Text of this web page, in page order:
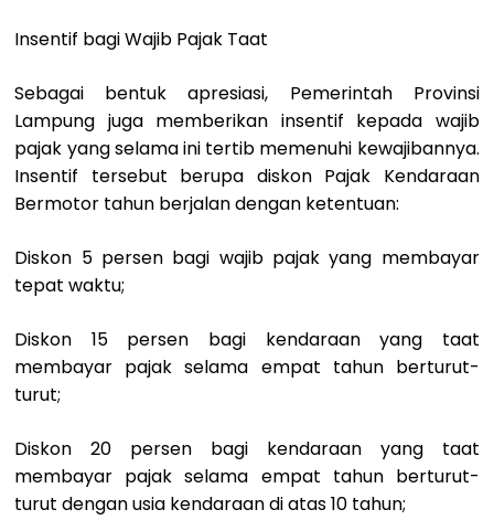
Insentif bagi Wajib Pajak Taat
Sebagai bentuk apresiasi, Pemerintah Provinsi
Lampung juga memberikan insentif kepada wajib
pajak yang selama ini tertib memenuhi kewajibannya.
Insentif tersebut berupa diskon Pajak Kendaraan
Bermotor tahun berjalan dengan ketentuan:
Diskon 5 persen bagi wajib pajak yang membayar
tepat waktu;
Diskon 15 persen bagi kendaraan yang taat
membayar pajak selama empat tahun berturut-
turut;
Diskon 20 persen bagi kendaraan yang taat
membayar pajak selama empat tahun berturut-
turut dengan usia kendaraan di atas 10 tahun;